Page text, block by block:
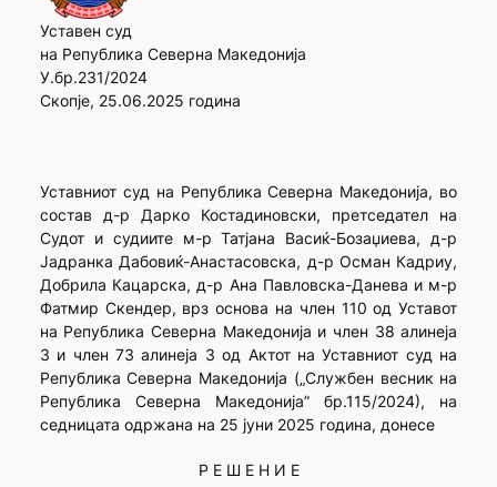
Уставен суд
на Република Северна Македонија
У.бр.231/2024
Скопје, 25.06.2025 година
Уставниот суд на Република Северна Македонија, во
состав д-р Дарко Костадиновски, претседател на
Судот и судиите м-р Татјана Васиќ-Бозаџиева, д-р
Јадранка Дабовиќ-Анастасовска, д-р Осман Кадриу,
Добрила Кацарска, д-р Ана Павловска-Данева и м-р
Фатмир Скендер, врз основа на член 110 од Уставот
на Република Северна Македонија и член 38 алинеја
3 и член 73 алинеја 3 од Актот на Уставниот суд на
Република Северна Македонија („Службен весник на
Република Северна Македонија” бр.115/2024), на
седницата одржана на 25 јуни 2025 година, донесе
Р Е Ш Е Н И Е